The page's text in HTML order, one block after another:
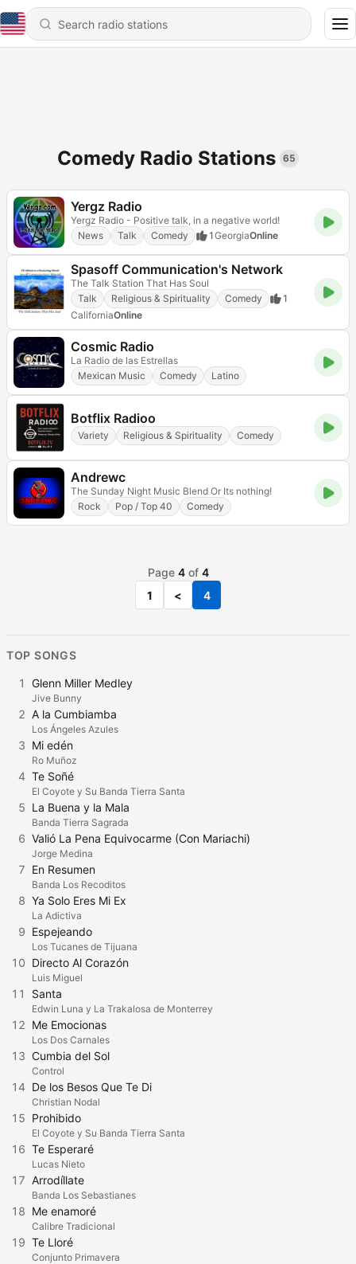
Comedy Radio Stations 65
Yergz Radio
Yergz Radio - Positive talk, in a negative world!
News
Talk Comedy 1GeorgiaOnline
Spasoff Communication's Network
The Talk Station That Has Soul
Talk
Religious & Spirituality Comedy
1
CaliforniaOnline
Cosmic Radio
La Radio de las Estrellas
Mexican Music
Comedy Latino
Botflix Radioo
Variety Religious & Spirituality Comedy
Andrewc
The Sunday Night Music Blend Or Its nothing!
Rock
Pop / Top 40 Comedy
Page 4of 4
1
< 4
TOP SONGS
1 Glenn Miller Medley
Jive Bunny
2 A la Cumbiamba
Los Ángeles Azules
3 Mi edén
Ro Muñoz
4 Te Soñé
El Coyote y Su Banda Tierra Santa
5 La Buena y la Mala
Banda Tierra Sagrada
6 Valió La Pena Equivocarme (Con Mariachi)
Jorge Medina
7 En Resumen
Banda Los Recoditos
8 Ya Solo Eres Mi Ex
La Adictiva
9 Espejeando
Los Tucanes de Tijuana
10 Directo Al Corazón
Luis Miguel
11 Santa
Edwin Luna y La Trakalosa de Monterrey
12 Me Emocionas
Los Dos Carnales
13 Cumbia del Sol
Control
14 De los Besos Que Te Di
Christian Nodal
15 Prohibido
El Coyote y Su Banda Tierra Santa
16 Te Esperaré
Lucas Nieto
17 Arrodíllate
Banda Los Sebastianes
18 Me enamoré
Calibre Tradicional
19 Te Lloré
Conjunto Primavera